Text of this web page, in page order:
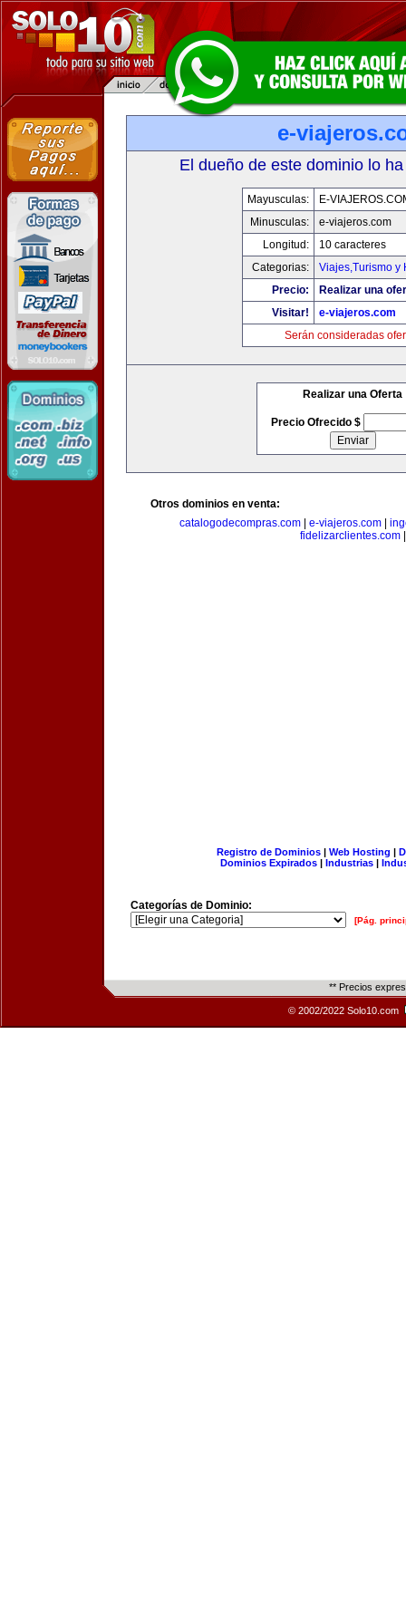
e-
El dueño de este dominio lo
Mayusculas:
E-
Minusculas:
e-viajeros.com
Longitud:
10 caracteres
Categorias:
Viajes,Turismo y
Precio:
Realizar una
Visitar!
e-viajeros.com
Serán consideradas
Realizar una Oferta
Precio Ofrecido $
Otros dominios en venta:
catalogodecompras.com| e-viajeros.com|
fidelizarclientes.com|
Registro de Dominios| Web Hosting |
Dominios Expirados | Industrias |
Categorías de Dominio:
[Pág.
** Precios
© 2002/2022 Solo10.com